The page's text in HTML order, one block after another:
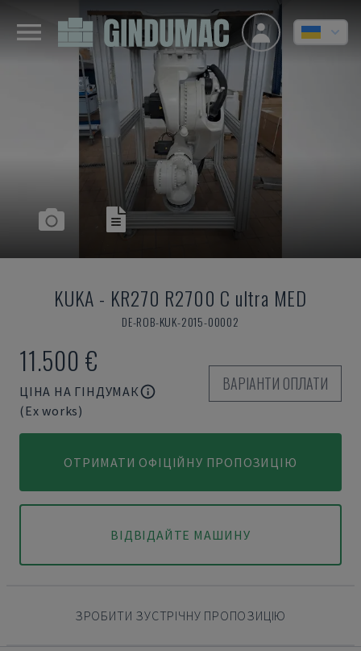
KUKA - KR270 R2700 C ultra MED
DE-ROB-KUK-2015-00002
11.500 €
ЦІНА НА ГІНДУМАК
(Ex works)
ВАРІАНТИ ОПЛАТИ
ОТРИМАТИ ОФІЦІЙНУ ПРОПОЗИЦІЮ
ВІДВІДАЙТЕ МАШИНУ
ЗРОБИТИ ЗУСТРІЧНУ ПРОПОЗИЦІЮ